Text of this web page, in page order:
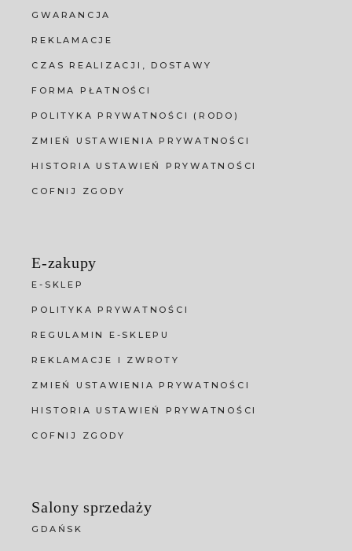
GWARANCJA
REKLAMACJE
CZAS REALIZACJI, DOSTAWY
FORMA PŁATNOŚCI
POLITYKA PRYWATNOŚCI (RODO)
ZMIEŃ USTAWIENIA PRYWATNOŚCI
HISTORIA USTAWIEŃ PRYWATNOŚCI
COFNIJ ZGODY
E-zakupy
E-SKLEP
POLITYKA PRYWATNOŚCI
REGULAMIN E-SKLEPU
REKLAMACJE I ZWROTY
ZMIEŃ USTAWIENIA PRYWATNOŚCI
HISTORIA USTAWIEŃ PRYWATNOŚCI
COFNIJ ZGODY
Salony sprzedaży
GDAŃSK